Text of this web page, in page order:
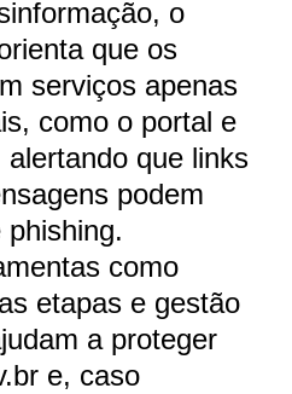
o
que os
serviços apenas
como o portal e
alertando que links
podem
como
etapas e gestão
a proteger
e, caso